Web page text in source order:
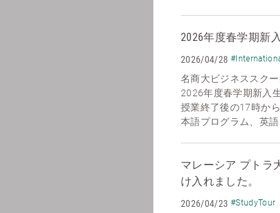
2026年度春学期新
2026/04/28
名商大ビジネススク
2026年度春学期新入
授業終了後の17時か
本語プログラム、英語
マレーシア プトラ
け入れました。
2026/04/23 #StudyTour